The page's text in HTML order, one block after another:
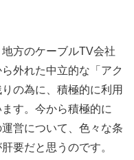
方のケーブルTV会社
外れた中立的な「アク
の為に、積極的に利用
す。今から積極的に
営について、色々な条
要だと思うのです。